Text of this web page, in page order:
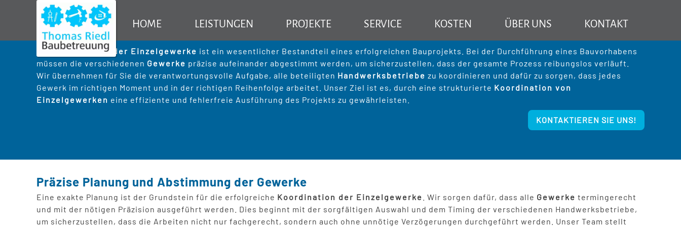
Koordination der
Einzelgewerke
Effizienter Bauablauf durch präzise Abstimmung
HOME LEISTUNGEN
Baubetreuung Baubetreuung für Privatkunden
Baubetreuung für Hausverwaltungen
Sanierung Kernsanierung
Badsanierung
Balkonsanierung
Rund ums Haus Beratung vor dem Hauskauf
Fenster verbauen
PROJEKTE SERVICE KOSTEN ÜBER UNS KONTAKT
Effiziente Koordination der Einzelgewerke für ein reibungsloses Bauprojekt
DieKoordination der Einzelgewerke ist ein wesentlicher Bestandteil eines erfolgreichen Bauprojekts. Bei der Durchführung eines Bauvorhabens
müssen die verschiedenen Gewerke präzise aufeinander abgestimmt werden, um sicherzustellen, dass der gesamte Prozess reibungslos verläuft.
Wir übernehmen für Sie die verantwortungsvolle Aufgabe, alle beteiligten Handwerksbetriebe zu koordinieren und dafür zu sorgen, dass jedes
Gewerk im richtigen Moment und in der richtigen Reihenfolge arbeitet. Unser Ziel ist es, durch eine strukturierte Koordination von
Einzelgewerken eine effiziente und fehlerfreie Ausführung des Projekts zu gewährleisten.
KONTAKTIEREN SIE UNS!
Präzise Planung und Abstimmung der Gewerke
Eine exakte Planung ist der Grundstein für die erfolgreiche Koordination der Einzelgewerke . Wir sorgen dafür, dass alle Gewerke termingerecht
und mit der nötigen Präzision ausgeführt werden. Dies beginnt mit der sorgfältigen Auswahl und dem Timing der verschiedenen Handwerksbetriebe,
um sicherzustellen, dass die Arbeiten nicht nur fachgerecht, sondern auch ohne unnötige Verzögerungen durchgeführt werden. Unser Team stellt